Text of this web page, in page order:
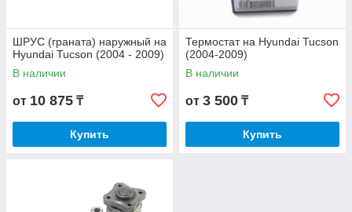
ШРУС (граната) наружный на
Hyundai Tucson (2004 - 2009)
В наличии
от 10 875 ₸
Купить
Термостат на Hyundai Tucson
(2004-2009)
В наличии
от 3 500 ₸
Купить